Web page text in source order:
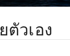
ตัวเอง